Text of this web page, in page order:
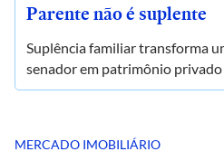
Parente não é suplente
Suplência familiar transforma
senador em patrimônio privado
MERCADO IMOBILIÁRIO